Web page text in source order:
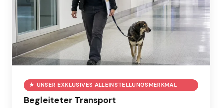
★ UNSER EXKLUSIVES ALLEINSTELLUNGSMERKMAL
Begleiteter Transport